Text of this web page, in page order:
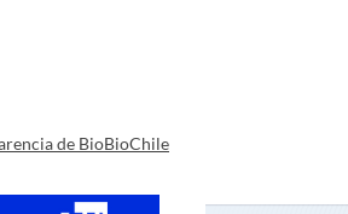
de BioBioChile